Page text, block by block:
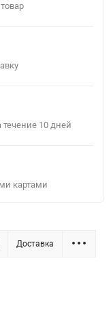
течение 10 дней
картами
Доставка